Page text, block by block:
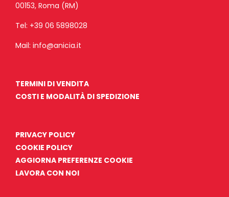
00153, Roma (RM)
Tel: +39 06 5898028
Mail: info@anicia.it
TERMINI DI VENDITA
COSTI E MODALITÀ DI SPEDIZIONE
PRIVACY POLICY
COOKIE POLICY
AGGIORNA PREFERENZE COOKIE
LAVORA CON NOI